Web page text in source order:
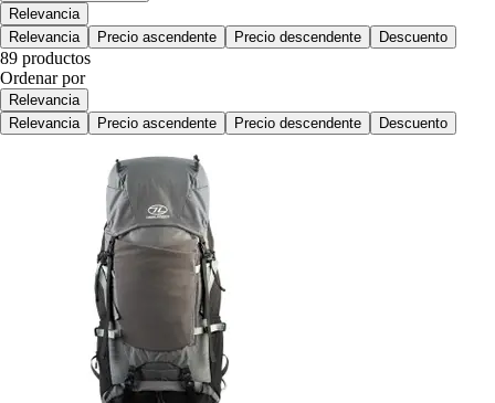
Relevancia
Relevancia
Precio ascendente Precio descendente Descuento
89 productos
Ordenar por
Relevancia
Relevancia
Precio ascendente Precio descendente Descuento